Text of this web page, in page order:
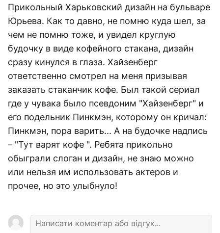
Прикольный Харьковский дизайн на бульваре
Юрьева. Как то давно, не помню куда шел, за
чем не помню тоже, и увидел круглую
будочку в виде кофейного стакана, дизайн
сразу кинулся в глаза. Хайзенберг
ответственно смотрел на меня призывая
заказать стаканчик кофе. Был такой сериал
где у чувака было псевдоним "Хайзенберг" и
его подельник Пинкмэн, которому он кричал:
Пинкмэн, пора варить... А на будочке надпись
– "Тут варят кофе ". Ребята прикольно
обыграли слоган и дизайн, не знаю можно
или нельзя им использовать актеров и
прочее, но это улыбнуло!